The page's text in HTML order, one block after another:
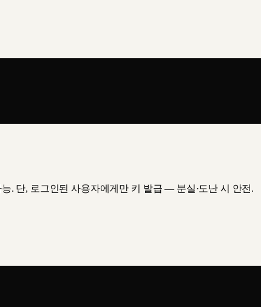
. 단, 로그인된 사용자에게만 키 발급 — 분실·도난 시 안전.